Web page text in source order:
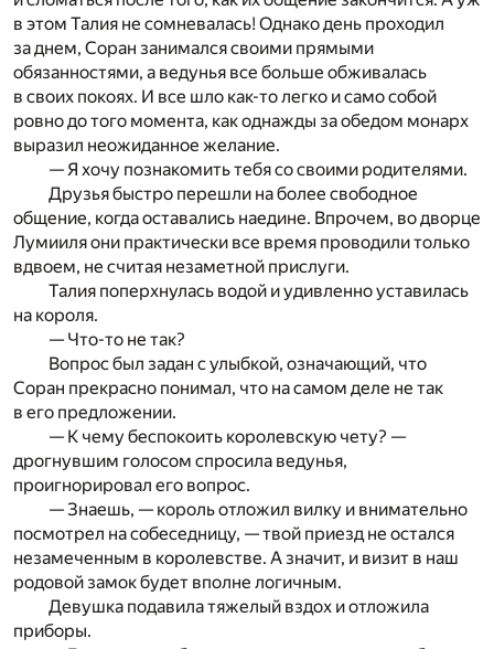
в этом Талия не сомневалась! Однако день проходил
за днем, Соран занимался своими прямыми
обязанностями, а ведунья все больше обживалась
в своих покоях. И все шло как-то легко и само собой
ровно до того момента, как однажды за обедом монарх
выразил неожиданное желание.
— Я хочу познакомить тебя со своими родителями.
Друзья быстро перешли на более свободное
общение, когда оставались наедине. Впрочем, во дворце
Лумииля они практически все время проводили только
вдвоем, не считая незаметной прислуги.
Талия поперхнулась водой и удивленно уставилась
на короля.
— Что-то не так?
Вопрос был задан с улыбкой, означающий, что
Соран прекрасно понимал, что на самом деле не так
в его предложении.
— К чему беспокоить королевскую чету? —
дрогнувшим голосом спросила ведунья,
проигнорировал его вопрос.
— Знаешь, — король отложил вилку и внимательно
посмотрел на собеседницу, — твой приезд не остался
незамеченным в королевстве. А значит, и визит в наш
родовой замок будет вполне логичным.
Девушка подавила тяжелый вздох и отложила
приборы.